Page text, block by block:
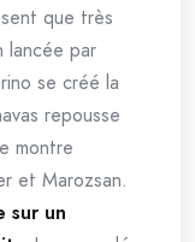
que très
lancée par
se créé la
repousse
montre
et Marozsan.
sur un